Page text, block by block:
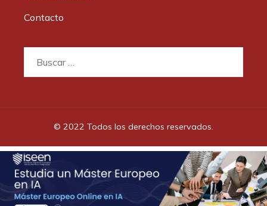
Contacto
© 2022 Todos los derechos reservados.